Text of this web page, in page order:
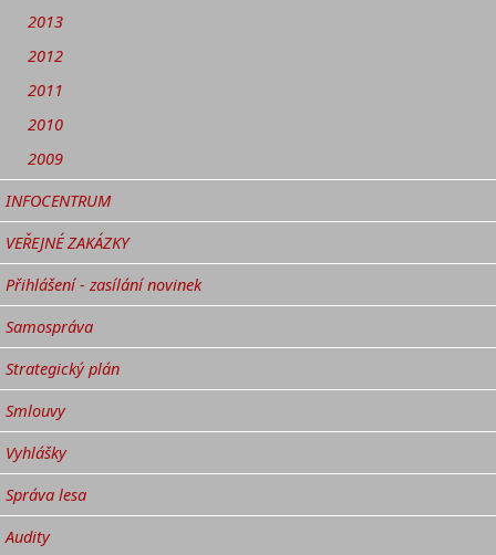
2013
2012
2011
2010
2009
INFOCENTRUM
VEŘEJNÉ ZAKÁZKY
Přihlášení - zasílání novinek
Samospráva
Strategický plán
Smlouvy
Vyhlášky
Správa lesa
Audity